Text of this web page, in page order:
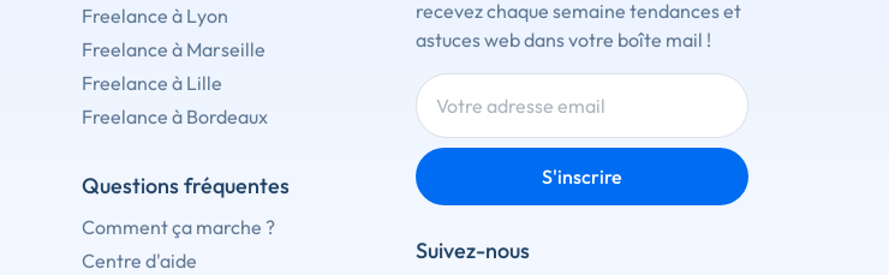
Freelance à Lyon
Freelance à Marseille
Freelance à Lille
Freelance à Bordeaux
Questions fréquentes
Comment ça marche ?
Centre d'aide
recevez chaque semaine tendances et
astuces web dans votre boîte mail !
S'inscrire
Suivez-nous